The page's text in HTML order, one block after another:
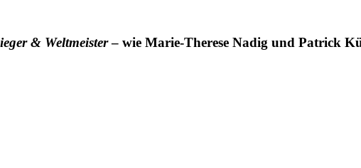
& Weltmeister– wie Marie-Therese Nadig und Patrick